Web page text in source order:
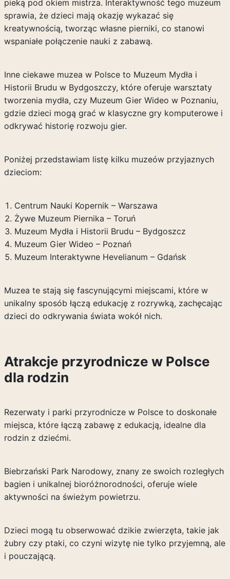
pieką pod okiem mistrza. Interaktywność tego muzeum
sprawia, że dzieci mają okazję wykazać się
kreatywnością, tworząc własne pierniki, co stanowi
wspaniałe połączenie nauki z zabawą.
Inne ciekawe muzea w Polsce to Muzeum Mydła i
Historii Brudu w Bydgoszczy, które oferuje warsztaty
tworzenia mydła, czy Muzeum Gier Wideo w Poznaniu,
gdzie dzieci mogą grać w klasyczne gry komputerowe i
odkrywać historię rozwoju gier.
Poniżej przedstawiam listę kilku muzeów przyjaznych
dzieciom:
Centrum Nauki Kopernik – Warszawa
Żywe Muzeum Piernika – Toruń
Muzeum Mydła i Historii Brudu – Bydgoszcz
Muzeum Gier Wideo – Poznań
Muzeum Interaktywne Hevelianum – Gdańsk
Muzea te stają się fascynującymi miejscami, które w
unikalny sposób łączą edukację z rozrywką, zachęcając
dzieci do odkrywania świata wokół nich.
Atrakcje przyrodnicze w Polsce
dla rodzin
Rezerwaty i parki przyrodnicze w Polsce to doskonałe
miejsca, które łączą zabawę z edukacją, idealne dla
rodzin z dziećmi.
Biebrzański Park Narodowy, znany ze swoich rozległych
bagien i unikalnej bioróżnorodności, oferuje wiele
aktywności na świeżym powietrzu.
Dzieci mogą tu obserwować dzikie zwierzęta, takie jak
żubry czy ptaki, co czyni wizytę nie tylko przyjemną, ale
i pouczającą.